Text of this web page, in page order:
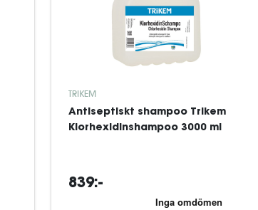
TRIKEM
Antiseptiskt shampoo Trikem
Klorhexidinshampoo 3000 ml
839:-